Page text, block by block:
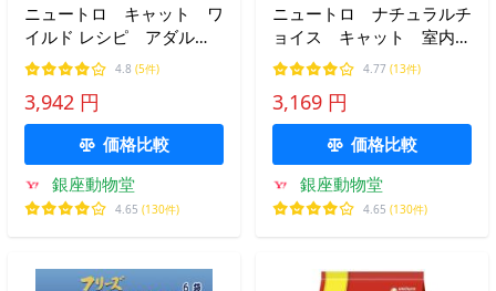
ニュートロ キャット ワ
イルド レシピ アダル
ト サーモン 成猫用
2kg（NW220）
4.8 (5件)
3,942 円
価格比較
銀座動物堂
4.65 (130件)
ニュートロ ナチュラルチ
ョイス キャット 室内猫
用 アダルト チキン
2kg（NC145）
4.77 (13件)
3,169 円
価格比較
銀座動物堂
4.65 (130件)